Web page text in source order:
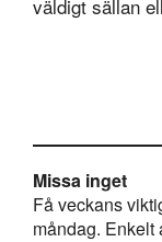
väldigt sällan
Missa inget
Få veckans
måndag. Enkelt